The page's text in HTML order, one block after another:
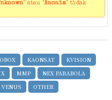
" atau " Anonim" tidak
KAONSAT
KVISION
MMP
NEX PARABOLA
VENUS OTHER